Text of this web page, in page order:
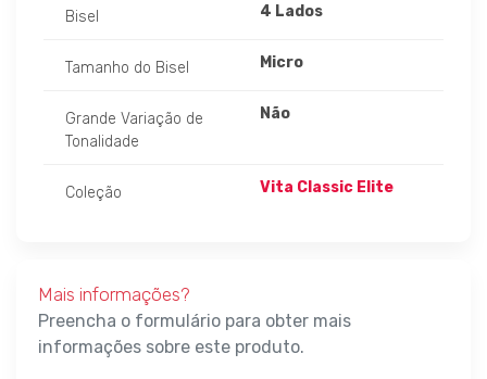
Bisel 4 Lados
Tamanho do Bisel Micro
Grande Variação de
Tonalidade
Não
Coleção Vita Classic Elite
Mais informações?
Preencha o formulário para obter mais
informações sobre este produto.